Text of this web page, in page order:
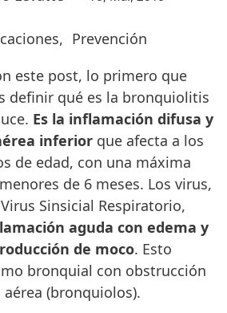
, Prevención
este post, lo primero que
definir qué es la bronquiolitis
Es la inflamación difusa y
inferior que afecta a los
de edad, con una máxima
de 6 meses. Los virus,
Sinsicial Respiratorio,
aguda con edema y
de moco. Esto
bronquial con obstrucción
(bronquiolos).